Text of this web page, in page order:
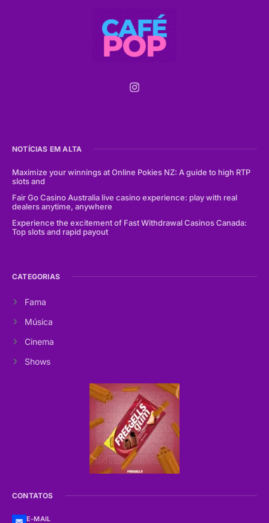
NOTÍCIAS EM ALTA
Maximize your winnings at Online Pokies NZ: A guide to high RTP
slots and
Fair Go Casino Australia live casino experience: play with real
dealers anytime, anywhere
Experience the excitement of Fast Withdrawal Casinos Canada:
Top slots and rapid payout
CATEGORIAS
Fama
Música
Cinema
Shows
CONTATOS
E-MAIL